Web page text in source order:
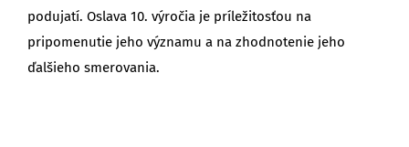
podujatí. Oslava 10. výročia je príležitosťou na
pripomenutie jeho významu a na zhodnotenie jeho
ďalšieho smerovania.